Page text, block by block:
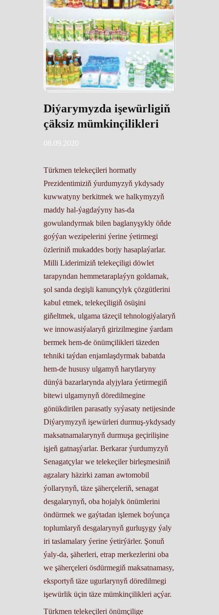
Diýarymyzda işewürligiň
çäksiz mümkinçilikleri
08.09.2020
Türkmen telekeçileri hormatly
Prezidentimiziň ýurdumyzyň ykdysady
kuwwatyny berkitmek we halkymyzyň
maddy hal-ýagdaýyny has-da
gowulandyrmak bilen baglanyşykly öňde
goýýan wezipelerini ýerine ýetirmegi
özleriniň mukaddes borjy hasaplaýarlar.
Milli Liderimiziň telekeçiligi döwlet
tarapyndan hemmetaraplaýyn goldamak,
şol sanda degişli kanunçylyk çözgütlerini
kabul etmek, telekeçiligiň ösüşini
giňeltmek, ulgama täzeçil tehnologiýalaryň
we innowasiýalaryň girizilmegine ýardam
bermek hem-de önümçilikleri täzeden
tehniki taýdan enjamlaşdyrmak babatda
hem-de hususy ulgamyň harytlaryny
dünýä bazarlarynda alyjylara ýetirmegiň
bitewi ulgamynyň döredilmegine
gönükdirilen parasatly syýasaty netijesinde
Diýarymyzyň işewürleri durmuş-ykdysady
maksatnamalarynyň durmuşa geçirilişine
işjeň gatnaşýarlar. Berkarar ýurdumyzyň
Senagatçylar we telekeçiler birleşmesiniň
agzalary häzirki zaman awtomobil
ýollarynyň, täze şäherçeleriň, senagat
desgalarynyň, oba hojalyk önümlerini
öndürmek we gaýtadan işlemek boýunça
toplumlaryň desgalarynyň gurluşygy ýaly
iri taslamalary ýerine ýetirýärler. Şonuň
ýaly-da, şäherleri, etrap merkezlerini oba
we şäherçeleri ösdürmegiň maksatnamasy,
eksportyň täze ugurlarynyň döredilmegi
işewürlik üçin täze mümkinçilikleri açýar.
Türkmen telekeçileri önümçilige